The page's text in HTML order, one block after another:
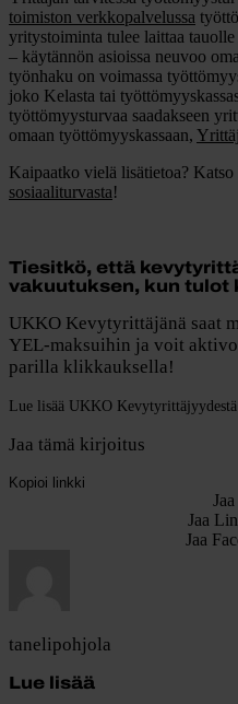
toimiston verkkopalvelussa
yritystoiminta tulee laittaa
– käytännön asioissa neuvoo
työnhaku on voimassa
joko Kelasta tai
työttömyysturvaa saadakseen
omaan työttömyyskassaan,
Kaipaatko vielä lisätietoa?
sosiaaliturvasta!
Tiesitkö, että
vakuutuksen, kun tulot
UKKO Kevytyrittäjänä saat
YEL-maksuihin ja voit
parilla klikkauksella!
Lue lisää UKKO Kevytyrittäjyydestä
Jaa tämä kirjoitus
Kopioi linkki
Jaa
Jaa
tanelipohjola
Lue lisää